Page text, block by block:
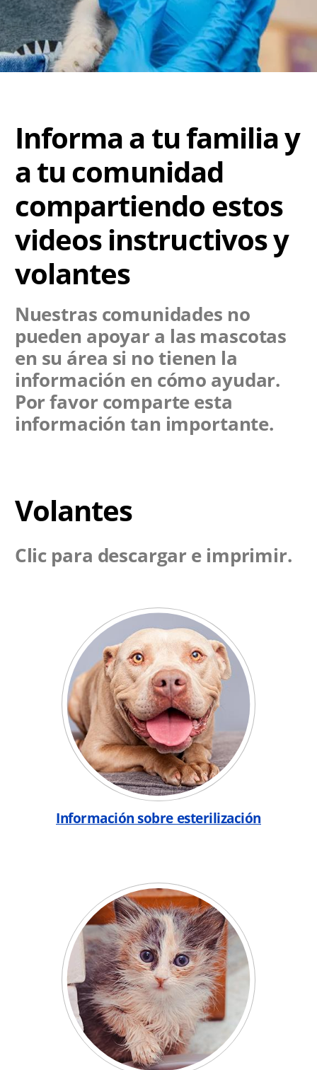
Informa a tu familia y
a tu comunidad
compartiendo estos
videos instructivos y
volantes
Nuestras comunidades no
pueden apoyar a las mascotas
en su área si no tienen la
información en cómo ayudar.
Por favor comparte esta
información tan importante.
Volantes
Clic para descargar e imprimir.
Información sobre esterilización